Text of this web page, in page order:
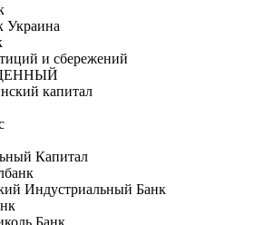
Украина
и сбережений
капитал
Капитал
Индустриальный Банк
Банк